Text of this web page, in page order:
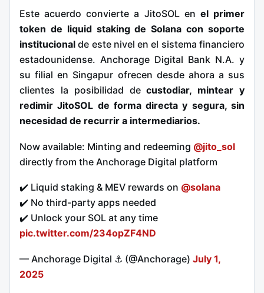
Este acuerdo convierte a JitoSOL en el primer
token de liquid staking de Solana con soporte
institucional de este nivel en el sistema financiero
estadounidense. Anchorage Digital Bank N.A. y
su filial en Singapur ofrecen desde ahora a sus
clientes la posibilidad decustodiar, mintear y
redimir JitoSOL de forma directa y segura, sin
necesidad de recurrir a intermediarios.
Now available: Minting and redeeming @jito_sol
directly from the Anchorage Digital platform
✔️ Liquid staking & MEV rewards on @solana
✔️ No third-party apps needed
✔️ Unlock your SOL at any time
pic.twitter.com/234opZF4ND
— Anchorage Digital ⚓️ (@Anchorage) July 1,
2025